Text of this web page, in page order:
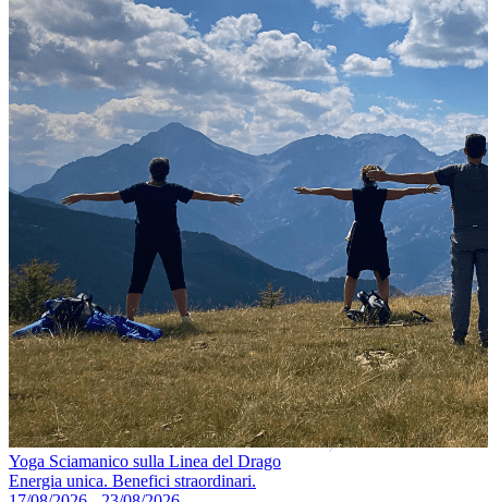
Yoga Sciamanico sulla Linea del Drago
Energia unica. Benefici straordinari.